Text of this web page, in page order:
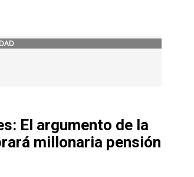
El argumento de la
millonaria pensión